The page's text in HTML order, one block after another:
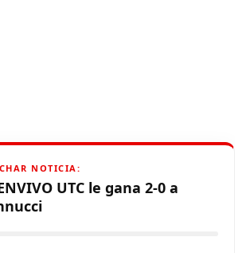
NOTICIA:
UTC le gana 2-0 a